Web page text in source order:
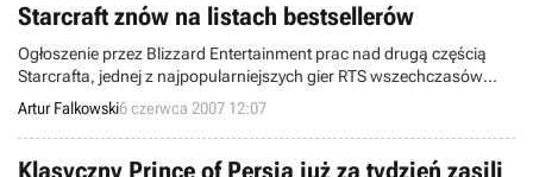
Starcraft znów na listach bestsellerów
Ogłoszenie przez Blizzard Entertainment prac nad drugą częścią
Starcrafta, jednej z najpopularniejszych gier RTS wszechczasów
spowodowało, że gracze postanowili sobie przypomnieć stare czasy
i zaczęli nabywać oryginalną grę w wydaniu kolekcjonerskim,
Starcraft Battle Chest. Zainteresowanie wspomnianą produkcją
sprawiło, że tytuł ponownie trafił na listy bestsellerów.
Artur Falkowski6 czerwca 2007 12:07
Klasyczny Prince of Persia już za tydzień zasili